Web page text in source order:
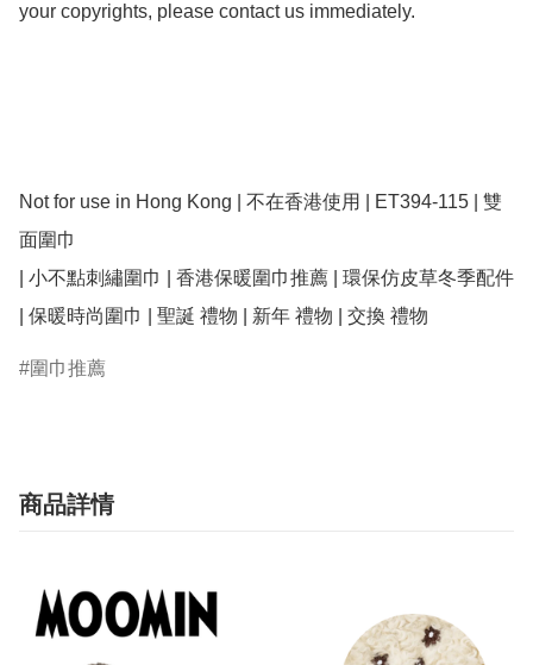
your copyrights, please contact us immediately.
Not for use in Hong Kong | 不在香港使用 | ET394-115 | 雙
面圍巾
| 小不點刺繡圍巾 | 香港保暖圍巾推薦 | 環保仿皮草冬季配件
圍巾推薦
商品詳情